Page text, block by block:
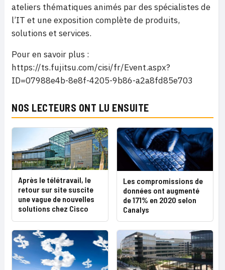
ateliers thématiques animés par des spécialistes de
l’IT et une exposition complète de produits,
solutions et services.
Pour en savoir plus :
https://ts.fujitsu.com/cisi/fr/Event.aspx?
ID=07988e4b-8e8f-4205-9b86-a2a8fd85e703
NOS LECTEURS ONT LU ENSUITE
Après le télétravail, le
retour sur site suscite
une vague de nouvelles
solutions chez Cisco
Les compromissions de
données ont augmenté
de 171% en 2020 selon
Canalys